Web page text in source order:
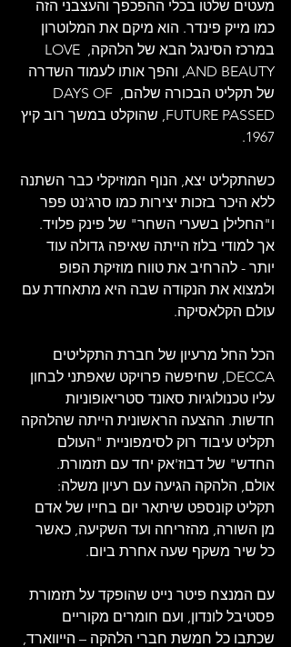
מעטים שלטו בכלי ההפכפך והעצבני הזה
כמו מייק פינדר. הוא מיקם את המלוטרון
במרכז הסינגל הבא של הלהקה, LOVE
AND BEAUTY, והפך אותו לעמוד השדרה
של תקליט הבכורה שלהם, DAYS OF
FUTURE PASSED, שהוקלט במשך רוב קיץ
1967.
כשהתקליט יצא, הנוף המוזיקלי כבר השתנה
ללא היכר בזכות יצירות כמו סרג'נט פפר
ו"החלילן בשערי השחר" של פינק פלויד.
אך למודי בלוז הייתה שאיפה גדולה עוד
יותר - להרחיב את טווח מוזיקת הפופ
ולמצוא את הנקודה שבה היא מתאחדת עם
עולם הקלאסיקה.
הכל החל מרעיון של חברת התקליטים
DECCA, שחיפשה פרויקט שאפתני לבחון
עליו טכנולוגיות סאונד סטריאופוניות
חדשות. ההצעה הראשונית הייתה שהלהקה
תקליט עיבוד רוק לסימפוניית "העולם
החדש" של דבוז'אק יחד עם תזמורת.
אולם, הלהקה הגיעה עם רעיון משלה:
תקליט קונספט שיתאר יום בחייו של אדם
מן השורה, מהזריחה ועד השקיעה, כאשר
כל שיר משקף שעה אחרת ביום.
עם המנצח פיטר נייט שהופקד על תזמורת
פסטיבל לונדון, ועם חומרים מקוריים
שכתבו כל חמשת חברי הלהקה – הייווארד,